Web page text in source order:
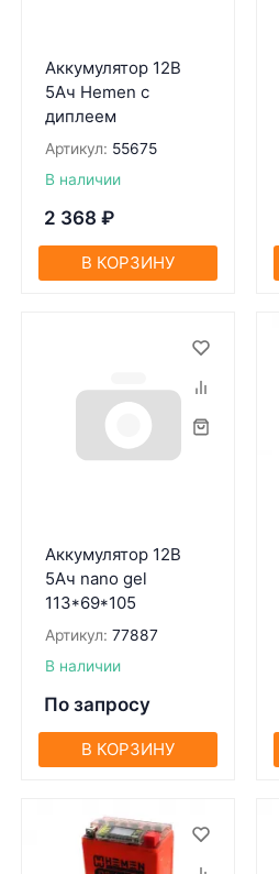
Аккумулятор 12В
5Ач Hemen с
диплеем
Артикул: 55675
В наличии
2 368 ₽
В КОРЗИНУ
Аккумулятор 12В
5Ач nano gel
113*69*105
Артикул: 77887
В наличии
По запросу
В КОРЗИНУ